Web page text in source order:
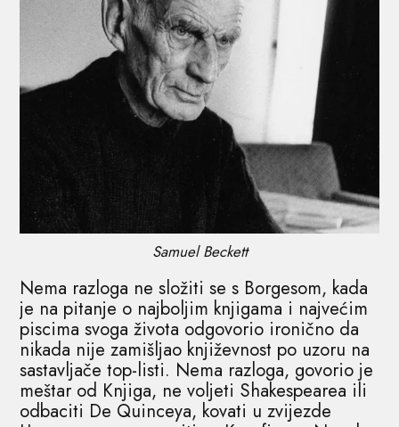
Samuel Beckett
Nema razloga ne složiti se s Borgesom, kada
je na pitanje o najboljim knjigama i najvećim
piscima svoga života odgovorio ironično da
nikada nije zamišljao književnost po uzoru na
sastavljače top-listi. Nema razloga, govorio je
meštar od Knjiga, ne voljeti Shakespearea ili
odbaciti De Quinceya, kovati u zvijezde